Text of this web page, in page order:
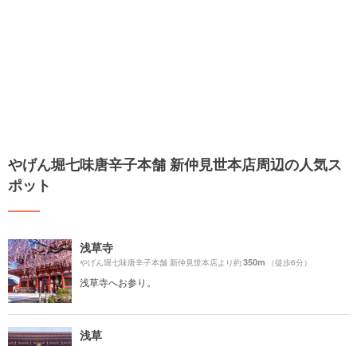
やげん堀七味唐辛子本舗 新仲見世本店周辺の人気ス
ポット
浅草寺
やげん堀七味唐辛子本舗 新仲見世本店より約350m （徒歩6分）
浅草寺へお参り。
浅草